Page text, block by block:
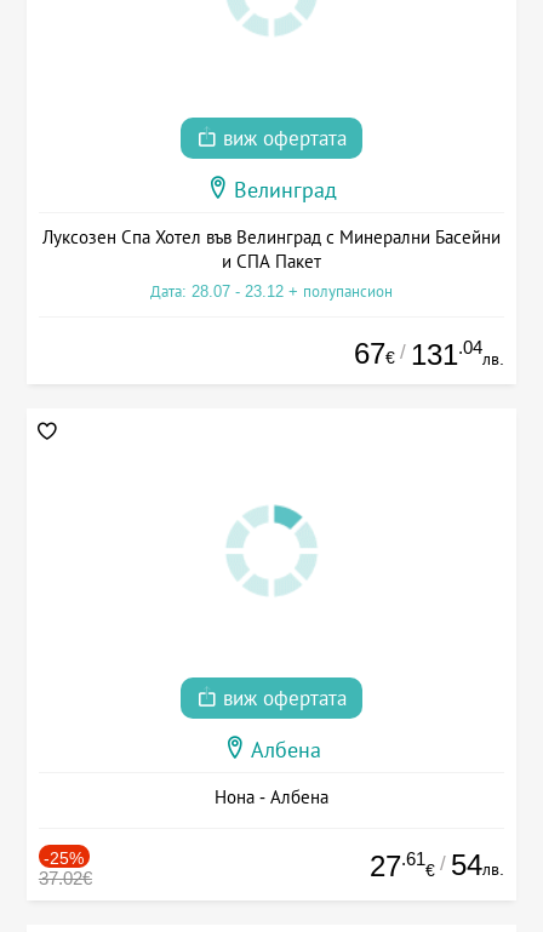
виж офертата
Велинград
Луксозен Спа Хотел във Велинград с Минерални Басейни
и СПА Пакет
Дата: 28.07 - 23.12 + полупансион
67€ / 131.04
лв.
виж офертата
Албена
Нона - Албена
-25%
37.02€ 27.61
€ / 54лв.